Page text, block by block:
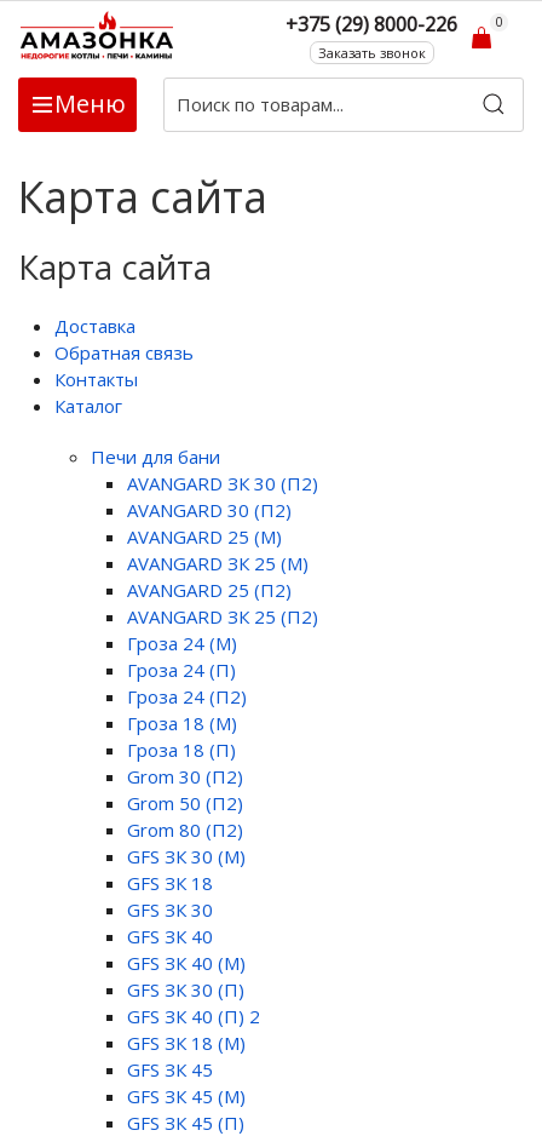
Меню
+375 (29) 8000-226
Заказать звонок
0
Карта сайта
Карта сайта
Доставка
Обратная связь
Контакты
Каталог
Печи для бани
AVANGARD ЗК 30 (П2)
AVANGARD 30 (П2)
AVANGARD 25 (М)
AVANGARD ЗК 25 (М)
AVANGARD 25 (П2)
AVANGARD ЗК 25 (П2)
Гроза 24 (М)
Гроза 24 (П)
Гроза 24 (П2)
Гроза 18 (М)
Гроза 18 (П)
Grom 30 (П2)
Grom 50 (П2)
Grom 80 (П2)
GFS ЗК 30 (М)
GFS ЗК 18
GFS ЗК 30
GFS ЗК 40
GFS ЗК 40 (М)
GFS ЗК 30 (П)
GFS ЗК 40 (П) 2
GFS ЗК 18 (М)
GFS ЗК 45
GFS ЗК 45 (М)
GFS ЗК 45 (П)